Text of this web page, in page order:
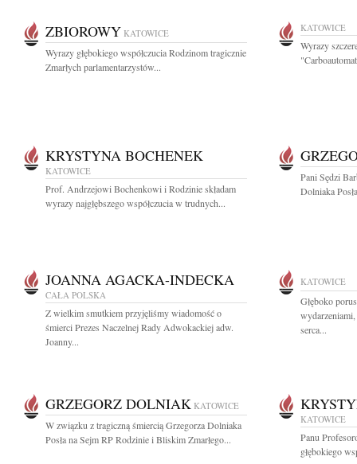
ZBIOROWY KATOWICE
Wyrazy głębokiego współczucia Rodzinom tragicznie
Zmarłych parlamentarzystów...
KATOWICE
Wyrazy
KRYSTYNA BOCHENEK
KATOWICE
Prof. Andrzejowi Bochenkowi i Rodzinie składam
wyrazy najgłębszego współczucia w trudnych...
Pani Sędzi
Dolniaka
JOANNA AGACKA-INDECKA
CAŁA POLSKA
Z wielkim smutkiem przyjęliśmy wiadomość o
śmierci Prezes Naczelnej Rady Adwokackiej adw.
Joanny...
KATOWICE
Głęboko
wydarzeniami,
serca...
GRZEGORZ DOLNIAK KATOWICE
W związku z tragiczną śmiercią Grzegorza Dolniaka
Posła na Sejm RP Rodzinie i Bliskim Zmarłego...
KATOWICE
Panu
głębokiego